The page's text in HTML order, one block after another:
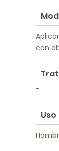
con
-
Uso